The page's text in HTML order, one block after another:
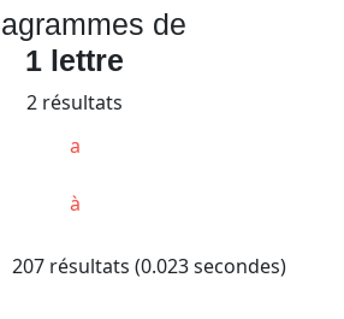
de
1 lettre
2 résultats
a
à
207 résultats (0.023 secondes)